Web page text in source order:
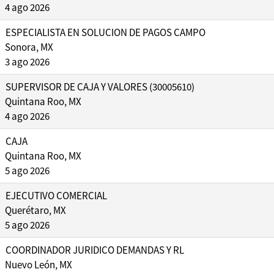
4 ago 2026
ESPECIALISTA EN SOLUCION DE PAGOS CAMPO
Sonora, MX
3 ago 2026
SUPERVISOR DE CAJA Y VALORES (30005610)
Quintana Roo, MX
4 ago 2026
CAJA
Quintana Roo, MX
5 ago 2026
EJECUTIVO COMERCIAL
Querétaro, MX
5 ago 2026
COORDINADOR JURIDICO DEMANDAS Y RL
Nuevo León, MX